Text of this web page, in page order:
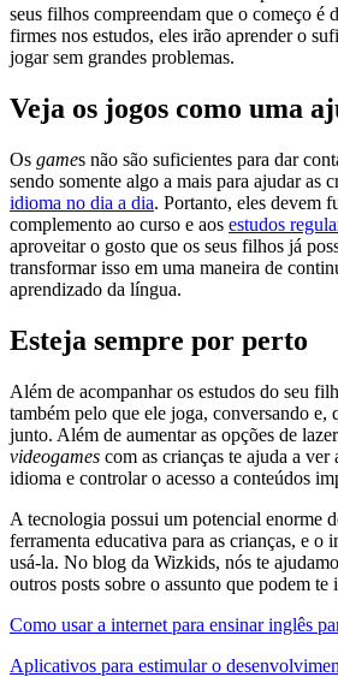
seus filhos compreendam que o começo é
firmes nos estudos, eles irão aprender o
jogar sem grandes problemas.
Veja os jogos como uma
Os games não são suficientes para dar
sendo somente algo a mais para ajudar as
idioma no dia a dia. Portanto, eles devem
complemento ao curso e aos estudos
aproveitar o gosto que os seus filhos já
transformar isso em uma maneira de
aprendizado da língua.
Esteja sempre por perto
Além de acompanhar os estudos do seu
também pelo que ele joga, conversando e,
junto. Além de aumentar as opções de
videogames com as crianças te ajuda a ver
idioma e controlar o acesso a conteúdos
A tecnologia possui um potencial enorme
ferramenta educativa para as crianças, e o
usá-la. No blog da Wizkids, nós te
outros posts sobre o assunto que podem te
Como usar a internet para ensinar inglês
Aplicativos para estimular o